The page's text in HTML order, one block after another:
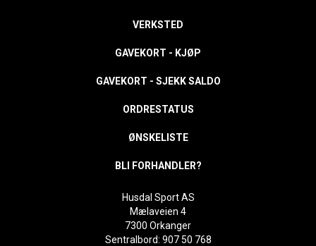
VERKSTED
GAVEKORT - KJØP
GAVEKORT - SJEKK SALDO
ORDRESTATUS
ØNSKELISTE
BLI FORHANDLER?
Husdal Sport AS
Mælaveien 4
7300 Orkanger
Sentralbord: 907 50 768